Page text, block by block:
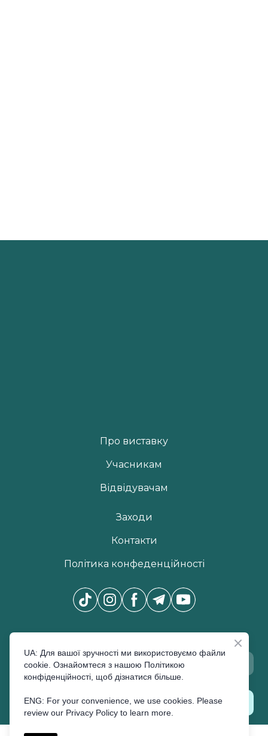
Про виставку
Учасникам
Відвідувачам
Заходи
Контакти
Політика конфеденційності
ПІДПИСАТИСЬ
UA: Для вашої зручності ми використовуємо файли
cookie. Ознайомтеся з нашою Політикою
конфіденційності, щоб дізнатися більше.
ENG: For your convenience, we use cookies. Please
review our Privacy Policy to learn more.